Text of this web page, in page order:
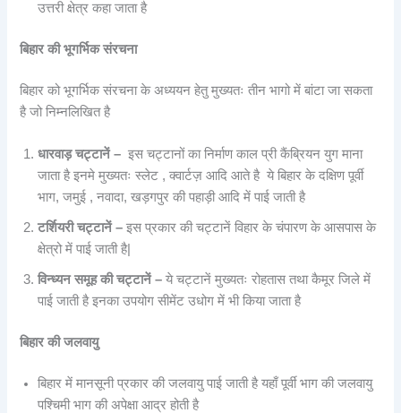
उत्तरी क्षेत्र कहा जाता है
बिहार की भूगर्भिक संरचना
बिहार को भूगर्भिक संरचना के अध्ययन हेतु मुख्यतः तीन भागो में बांटा जा सकता
है जो निम्नलिखित है
धारवाड़ चट्टानें – इस चट्टानों का निर्माण काल प्री कैंब्रियन युग माना
जाता है इनमे मुख्यतः स्लेट , क्वार्टज़ आदि आते है ये बिहार के दक्षिण पूर्वी
भाग, जमुई , नवादा, खड़गपुर की पहाड़ी आदि में पाई जाती है
टर्शियरी चट्टानें – इस प्रकार की चट्टानें विहार के चंपारण के आसपास के
क्षेत्रो में पाई जाती है|
विन्ध्यन समूह की चट्टानें – ये चट्टानें मुख्यतः रोहतास तथा कैमूर जिले में
पाई जाती है इनका उपयोग सीमेंट उधोग में भी किया जाता है
बिहार की जलवायु
बिहार में मानसूनी प्रकार की जलवायु पाई जाती है यहाँ पूर्वी भाग की जलवायु
पश्चिमी भाग की अपेक्षा आद्र होती है